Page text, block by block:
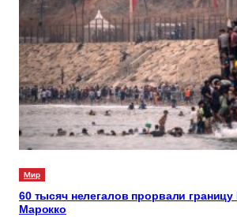
Мир
60 тысяч нелегалов прорвали границу
Марокко